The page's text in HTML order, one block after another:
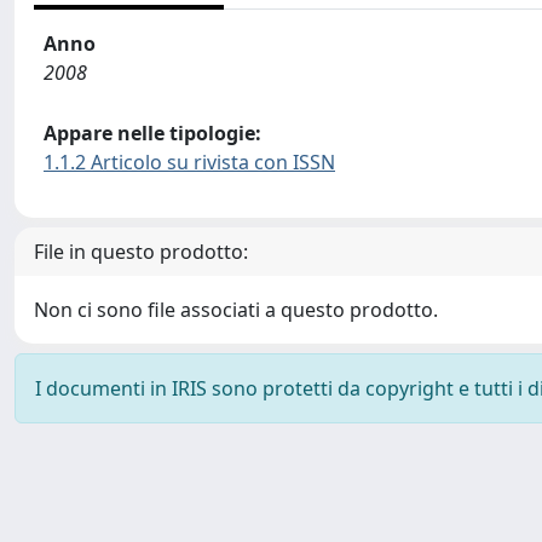
Anno
2008
Appare nelle tipologie:
1.1.2 Articolo su rivista con ISSN
File in questo prodotto:
Non ci sono file associati a questo prodotto.
I documenti in IRIS sono protetti da copyright e tutti i